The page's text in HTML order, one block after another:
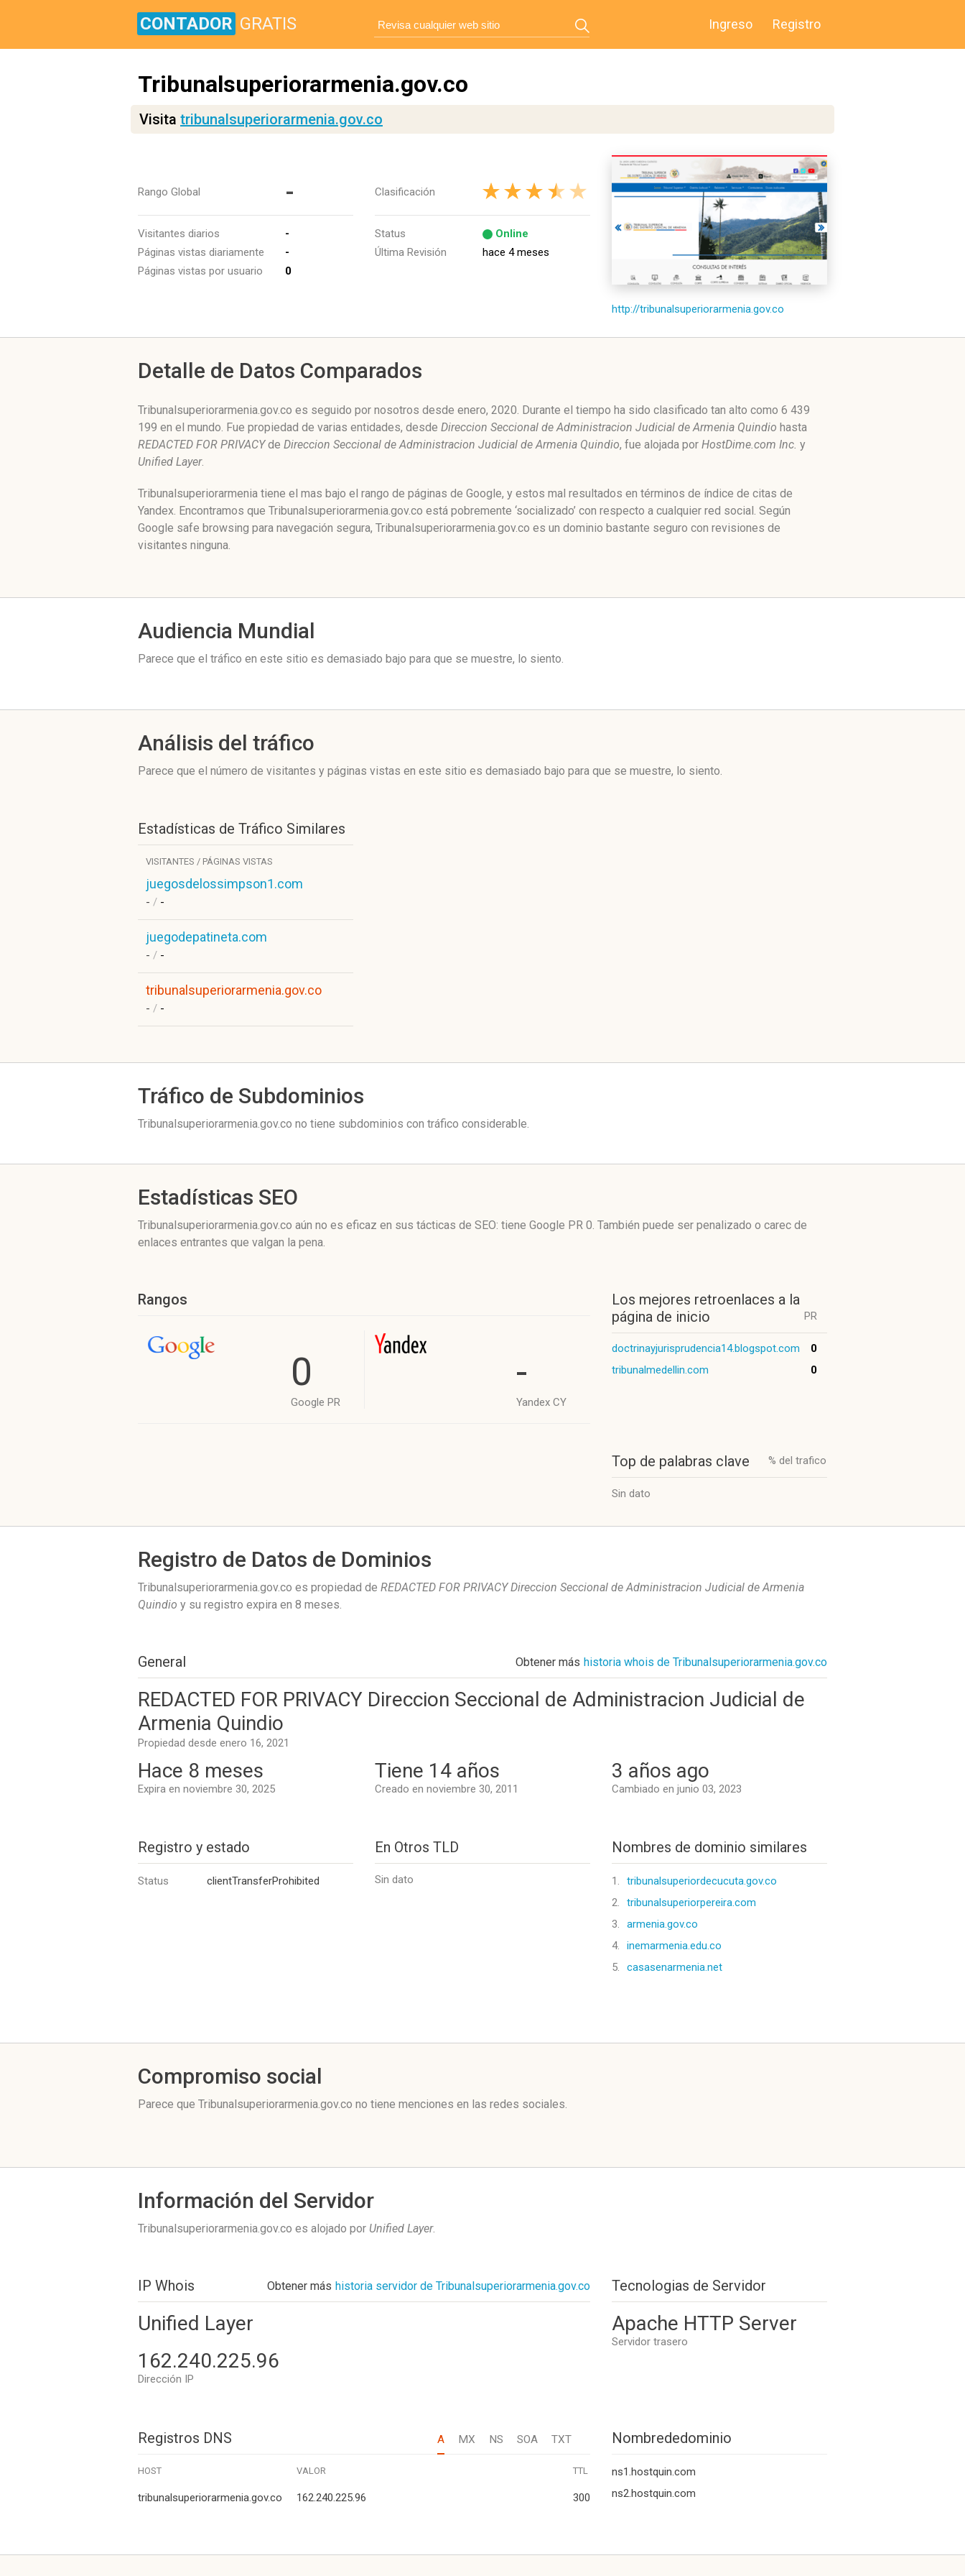
CONTADOR GRATIS Ingreso Registro
Tribunalsuperiorarmenia.gov.co
Visita tribunalsuperiorarmenia.gov.co
Rango Global -
Visitantes diarios
-
Páginas vistas diariamente
-
Páginas vistas por usuario
0
Clasificación
Status
Online
Última Revisión
hace 4 meses
http://tribunalsuperiorarmenia.gov.co
Detalle de Datos Comparados
Tribunalsuperiorarmenia.gov.co es seguido por nosotros desde enero, 2020. Durante el tiempo ha sido clasificado tan alto como 6 439
199 en el mundo. Fue propiedad de varias entidades, desde Direccion Seccional de Administracion Judicial de Armenia Quindio hasta
REDACTED FOR PRIVACYde Direccion Seccional de Administracion Judicial de Armenia Quindio, fue alojada por HostDime.com Inc. y
Unified Layer.
Tribunalsuperiorarmenia tiene el mas bajo el rango de páginas de Google, y estos mal resultados en términos de índice de citas de
Yandex. Encontramos que Tribunalsuperiorarmenia.gov.co está pobremente ‘socializado’ con respecto a cualquier red social. Según
Google safe browsing para navegación segura, Tribunalsuperiorarmenia.gov.co es un dominio bastante seguro con revisiones de
visitantes ninguna.
Audiencia Mundial
Parece que el tráfico en este sitio es demasiado bajo para que se muestre, lo siento.
Análisis del tráfico
Parece que el número de visitantes y páginas vistas en este sitio es demasiado bajo para que se muestre, lo siento.
Estadísticas de Tráfico Similares
VISITANTES / PÁGINAS VISTAS
juegosdelossimpson1.com
- / -
juegodepatineta.com
- / -
tribunalsuperiorarmenia.gov.co
- / -
Tráfico de Subdominios
Tribunalsuperiorarmenia.gov.co no tiene subdominios con tráfico considerable.
Estadísticas SEO
Tribunalsuperiorarmenia.gov.co aún no es eficaz en sus tácticas de SEO: tiene Google PR 0. También puede ser penalizado o carec de
enlaces entrantes que valgan la pena.
Rangos
0
Google PR
-
Yandex CY
Los mejores retroenlaces a la
página de inicio
PR
doctrinayjurisprudencia14.blogspot.com
0
tribunalmedellin.com
0
Top de palabras clave % del trafico
Sin dato
Registro de Datos de Dominios
Tribunalsuperiorarmenia.gov.co es propiedad de REDACTED FOR PRIVACY Direccion Seccional de Administracion Judicial de Armenia
Quindio y su registro expira en 8 meses.
General Obtener más historia whois de Tribunalsuperiorarmenia.gov.co
REDACTED FOR PRIVACY Direccion Seccional de Administracion Judicial de
Armenia Quindio
Propiedad desde enero 16, 2021
Hace 8 meses
Expira en noviembre 30, 2025
Tiene 14 años
Creado en noviembre 30, 2011
3 años ago
Cambiado en junio 03, 2023
Registro y estado
Status clientTransferProhibited
En Otros TLD
Sin dato
Nombres de dominio similares
1.
tribunalsuperiordecucuta.gov.co
2.
tribunalsuperiorpereira.com
3.
armenia.gov.co
4.
inemarmenia.edu.co
5.
casasenarmenia.net
Compromiso social
Parece que Tribunalsuperiorarmenia.gov.co no tiene menciones en las redes sociales.
Información del Servidor
Tribunalsuperiorarmenia.gov.co es alojado por Unified Layer.
IP Whois Obtener más historia servidor de Tribunalsuperiorarmenia.gov.co
Unified Layer
162.240.225.96
Dirección IP
Tecnologias de Servidor
Apache HTTP Server
Servidor trasero
Registros DNS A MX NS SOA TXT Nombrededominio
ns1.hostquin.com
ns2.hostquin.com
HOST VALOR TTL
tribunalsuperiorarmenia.gov.co 162.240.225.96 300